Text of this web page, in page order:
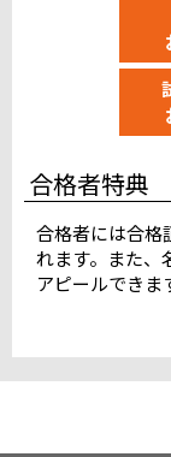
烏丸御池テ
大阪駅前テ
難波テストセ
神戸三宮テス
近鉄奈良駅前
和歌山十番丁
阪急西宮北口
中国・四国
合格者特典
合格者には合格
れます。また、
アピールできま